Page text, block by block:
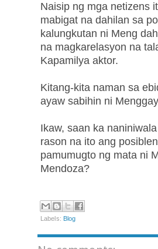
Naisip ng mga netizens
mabigat na dahilan sa
kalungkutan ni Meng
na magkarelasyon na
Kapamilya aktor.
Kitang-kita naman sa
ayaw sabihin ni
Ikaw, saan ka
rason na ito ang
pamumugto ng mata ni
Mendoza?
Labels: Blog